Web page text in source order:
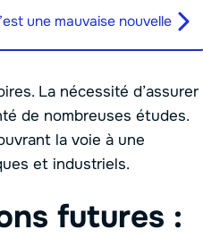
une mauvaise nouvelle
La nécessité d’assurer
de nombreuses études.
la voie à une
et industriels.
futures :